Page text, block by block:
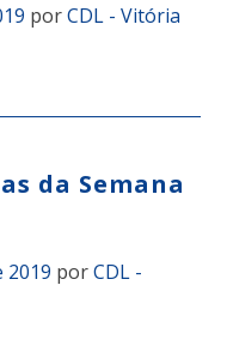
porCDL - Vitória
da Semana
2019 porCDL -